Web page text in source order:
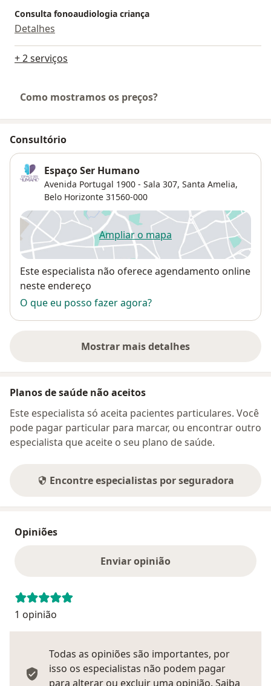
Consulta fonoaudiologia criança
Detalhes
+ 2 serviços
Como mostramos os preços?
Consultório
Espaço Ser Humano
Avenida Portugal 1900 - Sala 307, Santa Amelia,
Belo Horizonte 31560-000
Ampliar o mapaabre num novo separador
Disponibilidade
Este especialista não oferece agendamento online
neste endereço
O que eu posso fazer agora?
Mostrar mais detalhes
sobre o endereço
Planos de saúde não aceitos
Este especialista só aceita pacientes particulares. Você
pode pagar particular para marcar, ou encontrar outro
especialista que aceite o seu plano de saúde.
Encontre especialistas por seguradora
Opiniões
Enviar opinião
1 opinião
Todas as opiniões são importantes, por
isso os especialistas não podem pagar
para alterar ou excluir uma opinião. Saiba